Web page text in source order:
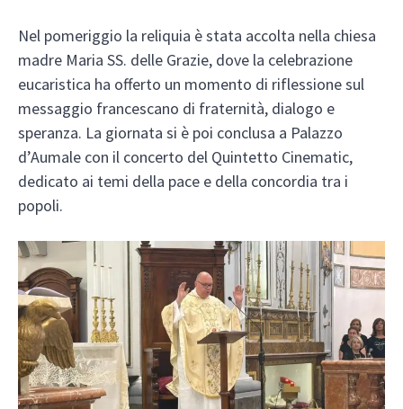
Nel pomeriggio la reliquia è stata accolta nella chiesa
madre Maria SS. delle Grazie, dove la celebrazione
eucaristica ha offerto un momento di riflessione sul
messaggio francescano di fraternità, dialogo e
speranza. La giornata si è poi conclusa a Palazzo
d’Aumale con il concerto del Quintetto Cinematic,
dedicato ai temi della pace e della concordia tra i
popoli.